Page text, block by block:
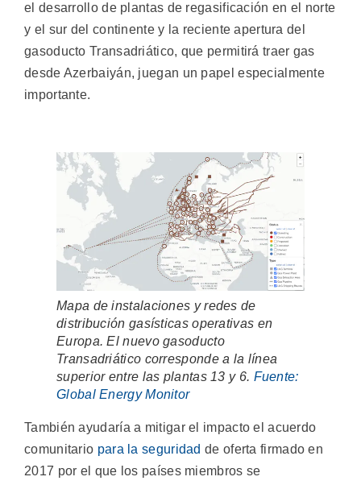
el desarrollo de plantas de regasificación en el norte
y el sur del continente y la reciente apertura del
gasoducto Transadriático, que permitirá traer gas
desde Azerbaiyán, juegan un papel especialmente
importante.
Mapa de instalaciones y redes de
distribución gasísticas operativas en
Europa. El nuevo gasoducto
Transadriático corresponde a la línea
superior entre las plantas 13 y 6. Fuente:
Global Energy Monitor
También ayudaría a mitigar el impacto el acuerdo
comunitario para la seguridad de oferta firmado en
2017 por el que los países miembros se